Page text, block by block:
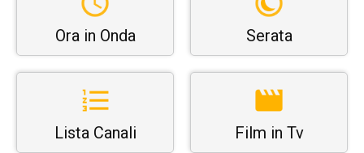
Ora in Onda Serata
Lista Canali Film in Tv